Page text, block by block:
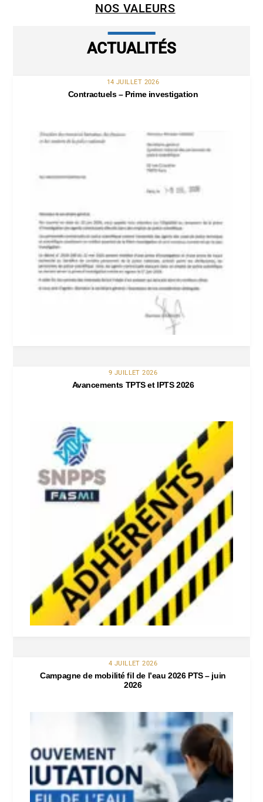
NOS VALEURS
ACTUALITÉS
14 JUILLET 2026
Contractuels – Prime investigation
9 JUILLET 2026
Avancements TPTS et IPTS 2026
4 JUILLET 2026
Campagne de mobilité fil de l’eau 2026 PTS – juin
2026